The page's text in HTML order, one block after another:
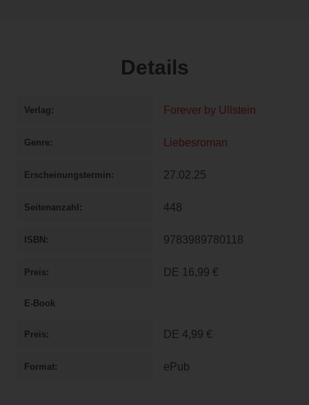
Details
Verlag Forever by Ullstein
Genre Liebesroman
Erscheinungstermin 27.02.25
Seitenanzahl 448
ISBN 9783989780118
Preis DE 16,99 €
E-Book
Preis DE 4,99 €
Format ePub